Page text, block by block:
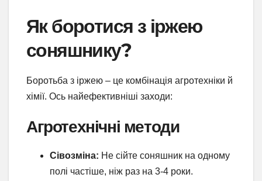
Як боротися з іржею
соняшнику?
Боротьба з іржею – це комбінація агротехніки й
хімії. Ось найефективніші заходи:
Агротехнічні методи
Сівозміна: Не сійте соняшник на одному
полі частіше, ніж раз на 3-4 роки.